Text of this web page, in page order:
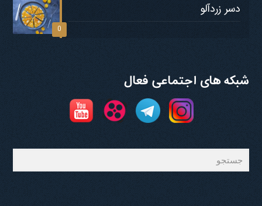
0
دسر زردآلو
شبکه های اجتماعی فعال
جستجو